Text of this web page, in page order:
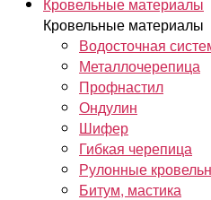
Кровельные материалы
Водосточная
Металлочерепица
Профнастил
Ондулин
Шифер
Гибкая черепица
Рулонные
Битум, мастика